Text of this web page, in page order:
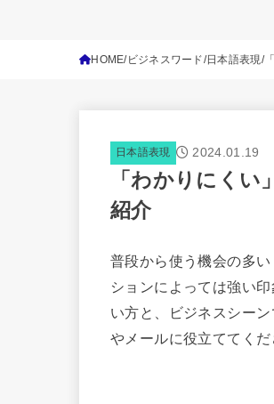
HOME ビジネスワード 日本語表現
日本語表現 2024.01.19
「わかりにく
紹介
普段から使う機会の多
ションによっては強い
い方と、ビジネスシー
やメールに役立ててくだ